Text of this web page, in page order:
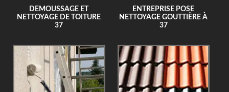
DEMOUSSAGE ET
NETTOYAGE DE TOITURE
37
ENTREPRISE POSE
NETTOYAGE GOUTTIÈRE À
37